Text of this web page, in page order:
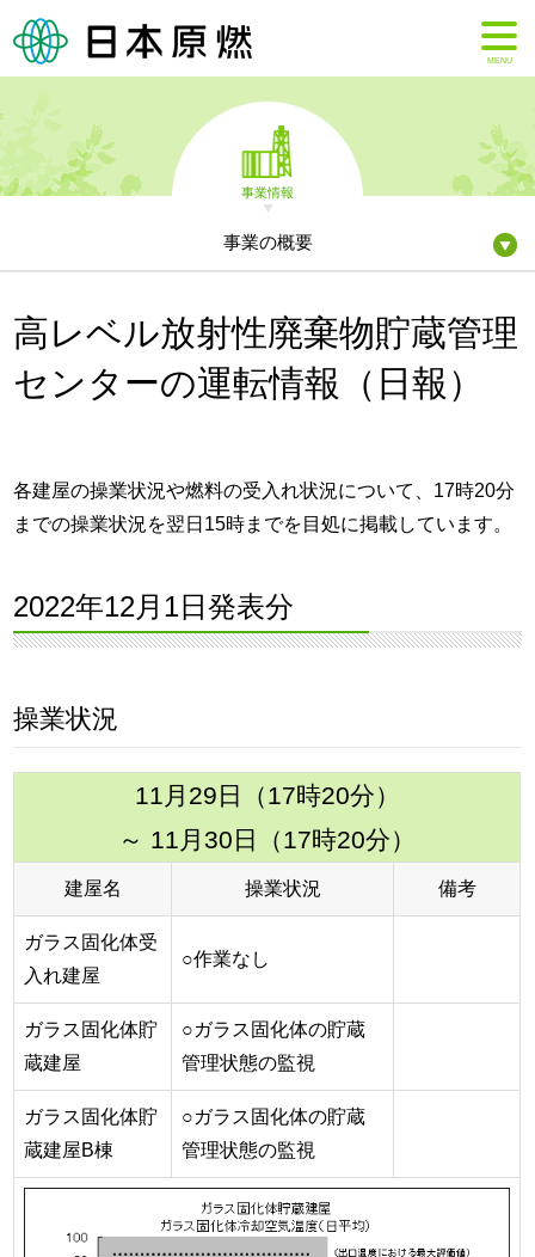
MENU
事業情報
事業の概要
高レベル放射性廃棄物貯蔵管理
センターの運転情報（日報）
各建屋の操業状況や燃料の受入れ状況について、17時20分
までの操業状況を翌日15時までを目処に掲載しています。
2022年12月1日発表分
操業状況
11月29日（17時20分）
～ 11月30日（17時20分）
建屋名 操業状況 備考
ガラス固化体受
入れ建屋
○作業なし
ガラス固化体貯
蔵建屋
○ガラス固化体の貯蔵
管理状態の監視
ガラス固化体貯
蔵建屋B棟
○ガラス固化体の貯蔵
管理状態の監視